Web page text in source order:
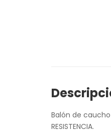
Balón de caucho
RESISTENCIA.